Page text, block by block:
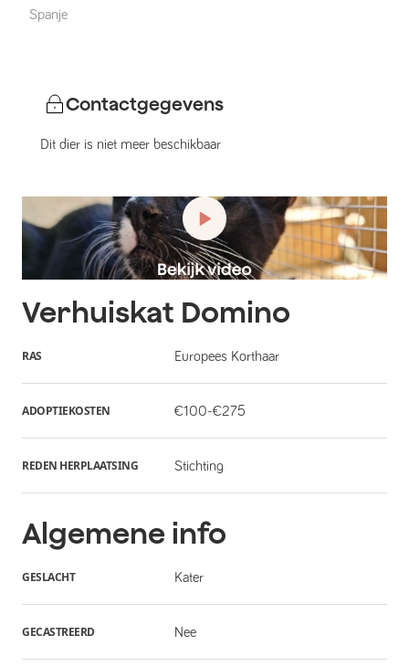
Spanje
Contactgegevens
Dit dier is niet meer beschikbaar
Verhuiskat Domino
RAS Europees Korthaar
ADOPTIEKOSTEN €100-€275
REDEN HERPLAATSING Stichting
Algemene info
GESLACHT Kater
GECASTREERD Nee